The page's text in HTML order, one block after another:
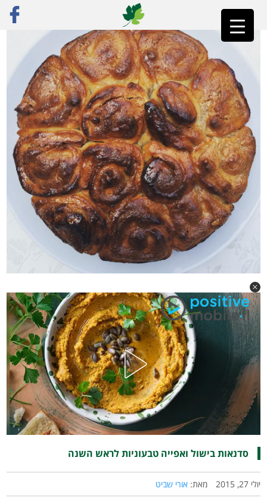
ראשי»פוסט נבחר סדנאות בישול ואפייה טבעוניות לראש השנה
סדנאות בישול ואפייה טבעוניות לראש השנה
יולי 27, 2015 מאת: אורי שביט